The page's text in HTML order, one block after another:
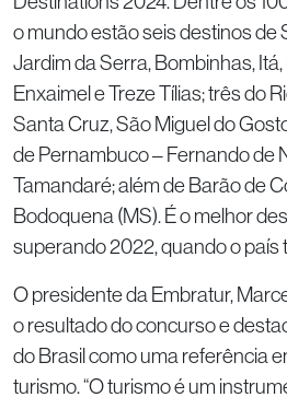
o mundo estão seis destinos de
Jardim da Serra, Bombinhas,
Enxaimel e Treze Tílias; três do
Santa Cruz, São Miguel do
de Pernambuco – Fernando de
Tamandaré; além de Barão de
Bodoquena (MS). É o melhor
superando 2022, quando o país
O presidente da Embratur,
o resultado do concurso e
do Brasil como uma referência
turismo. “O turismo é um